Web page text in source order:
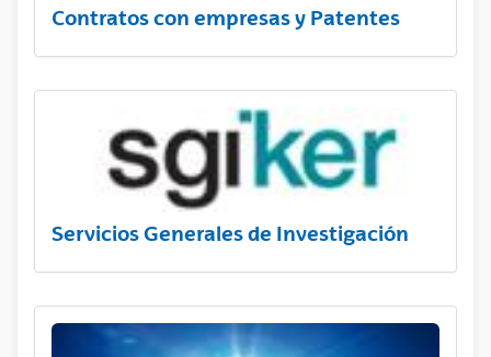
Contratos con empresas y Patentes
Servicios Generales de Investigación